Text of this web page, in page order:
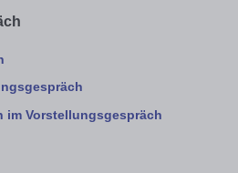
im Vorstellungsgespräch